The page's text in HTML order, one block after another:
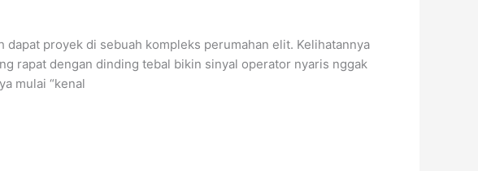
proyek di sebuah kompleks perumahan elit. Kelihatannya
rapat dengan dinding tebal bikin sinyal operator nyaris nggak
mulai “kenal